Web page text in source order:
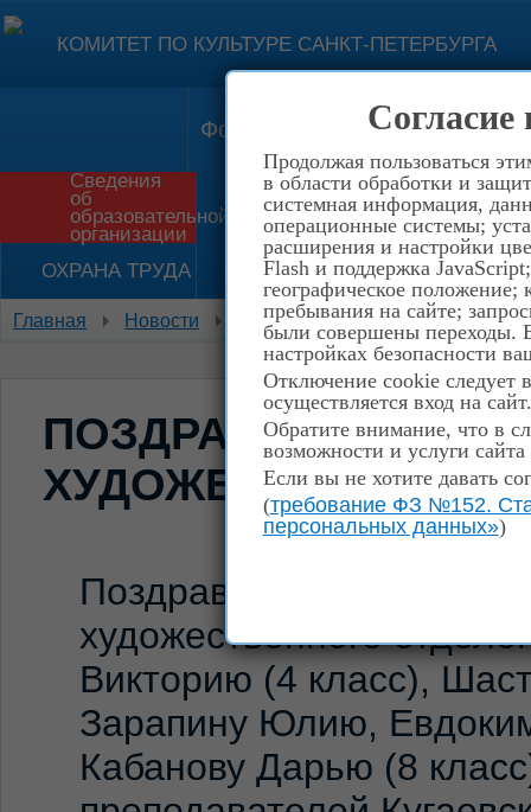
Согласие
Продолжая пользоваться
в области обработки и
системная информация,
операционные системы;
расширения и настройки
Flash и поддержка
географическое положение;
пребывания на сайте;
были совершены переходы.
настройках безопасности
Отключение cookie следует
осуществляется вход на сайт.
Обратите внимание, что в
возможности и услуги
Если вы не хотите давать
(требование ФЗ №152.
персональных данных»)
КОМИТЕТ ПО КУЛЬТУРЕ САНКТ-ПЕТЕРБУРГА
Форма обратной связи
Сведения
об
образовательной
организации
Приём в школу История
ОХРАНА ТРУДА НЕТ КОРРУПЦИИ!
Главная Новости Поздравляем обучающихся
ПОЗДРАВЛЯЕМ
ХУДОЖЕСТВЕННОГО
Поздравляем
художественного
Викторию (4 класс),
Зарапину Юлию,
Кабанову Дарью (8